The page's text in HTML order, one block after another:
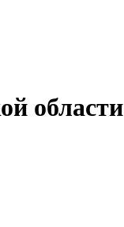
области